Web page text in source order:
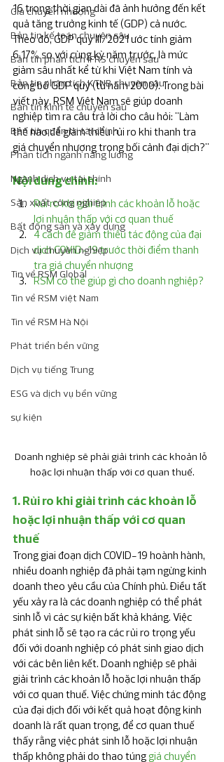
Giá chuyển nhượng
Bản tin kế toán chuyên sâu
Bản tin phân tích IFRS chuyên sâu
Bản tin phân tích KTNB chuyên sâu
Bản tin kinh tế chuyên sâu
Bản tin quản trị tài chính
Phân tích ngành năng lương
Ngành dịch vụ tài chính
Sản xuất công nghiệp
Bất động sản và xây dựng
Dịch vụ chuyên nghiệp
Tin về RSM Global
Tin về RSM việt Nam
Tin về RSM Hà Nội
Phát triển bền vững
Dịch vụ tiếng Trung
ESG và dịch vụ bền vững
sự kiện
16 trong thời gian dài đã ảnh hưởng đến kết
quả tăng trưởng kinh tế (GDP) cả nước.
Theo đó, GDP quý III/2021 ước tính giảm
6,17% so với cùng kỳ năm trước, là mức
giảm sâu nhất kể từ khi Việt Nam tính và
công bố GDP quý (từ năm 2000). Trong bài
viết này, RSM Việt Nam sẽ giúp doanh
nghiệp tìm ra câu trả lời cho câu hỏi: "Làm
thế nào để giảm thiểu rủi ro khi thanh tra
giá chuyển nhượng trong bối cảnh đại dịch?"
Nội dung chính:
Rủi ro khi giải trình các khoản lỗ hoặc
lợi nhuận thấp với cơ quan thuế
4 cách để giảm thiểu tác động của đại
dịch COVID-19 trước thời điểm thanh
tra giá chuyển nhượng
RSM có thể giúp gì cho doanh nghiệp?
Doanh nghiệp sẽ phải giải trình các khoản lỗ
hoặc lợi nhuận thấp với cơ quan thuế.
1. Rủi ro khi giải trình các khoản lỗ
hoặc lợi nhuận thấp với cơ quan
thuế
Trong giai đoạn dịch COVID-19 hoành hành,
nhiều doanh nghiệp đã phải tạm ngừng kinh
doanh theo yêu cầu của Chính phủ. Điều tất
yếu xảy ra là các doanh nghiệp có thể phát
sinh lỗ vì các sự kiện bất khả kháng. Việc
phát sinh lỗ sẽ tạo ra các rủi ro trọng yếu
đối với doanh nghiệp có phát sinh giao dịch
với các bên liên kết. Doanh nghiệp sẽ phải
giải trình các khoản lỗ hoặc lợi nhuận thấp
với cơ quan thuế. Việc chứng minh tác động
của đại dịch đối với kết quả hoạt động kinh
doanh là rất quan trọng, để cơ quan thuế
thấy rằng việc phát sinh lỗ hoặc lợi nhuận
thấp không phải do thao túng giá chuyển